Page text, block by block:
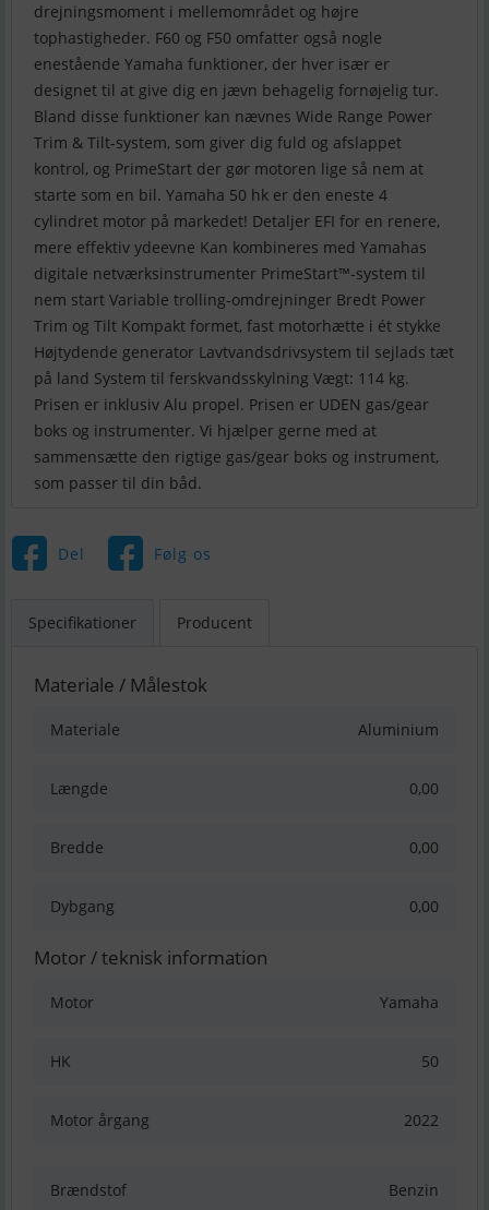
drejningsmoment i mellemområdet og højre
tophastigheder. F60 og F50 omfatter også nogle
enestående Yamaha funktioner, der hver især er
designet til at give dig en jævn behagelig fornøjelig tur.
Bland disse funktioner kan nævnes Wide Range Power
Trim & Tilt-system, som giver dig fuld og afslappet
kontrol, og PrimeStart der gør motoren lige så nem at
starte som en bil. Yamaha 50 hk er den eneste 4
cylindret motor på markedet! Detaljer EFI for en renere,
mere effektiv ydeevne Kan kombineres med Yamahas
digitale netværksinstrumenter PrimeStart™-system til
nem start Variable trolling-omdrejninger Bredt Power
Trim og Tilt Kompakt formet, fast motorhætte i ét stykke
Højtydende generator Lavtvandsdrivsystem til sejlads tæt
på land System til ferskvandsskylning Vægt: 114 kg.
Prisen er inklusiv Alu propel. Prisen er UDEN gas/gear
boks og instrumenter. Vi hjælper gerne med at
sammensætte den rigtige gas/gear boks og instrument,
som passer til din båd.
Del Følg os
Specifikationer Producent
Materiale / Målestok
Materiale Aluminium
Længde 0,00
Bredde 0,00
Dybgang 0,00
Motor / teknisk information
Motor Yamaha
HK 50
Motor årgang 2022
Brændstof Benzin